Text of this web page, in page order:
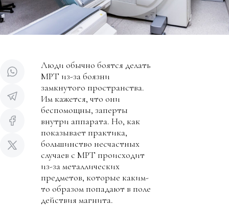
Люди обычно боятся делать
МРТ из-за боязни
замкнутого пространства.
Им кажется, что они
беспомощны, заперты
внутри аппарата. Но, как
показывает практика,
большинство несчастных
случаев с МРТ происходит
из-за металлических
предметов, которые каким-
то образом попадают в поле
действия магнита.